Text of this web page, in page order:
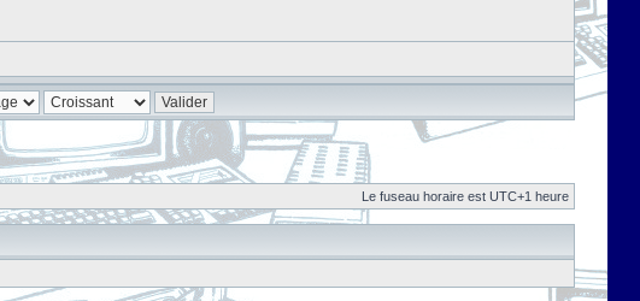
Le fuseau horaire est UTC+1 heure